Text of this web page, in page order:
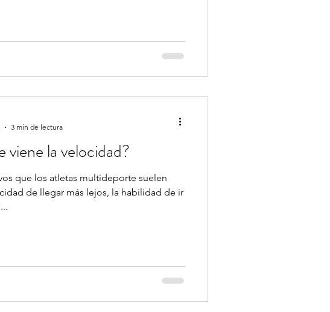
viene la velocidad?
que los atletas multideporte suelen
de llegar más lejos, la habilidad de ir
3 min de lectura